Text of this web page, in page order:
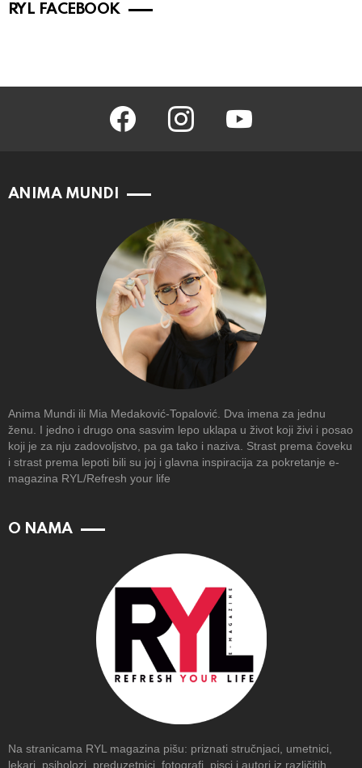
RYL FACEBOOK
facebook instagram
ANIMA MUNDI
Anima Mundi ili Mia Medaković-Topalović. Dva imena za jednu
ženu. I jedno i drugo ona sasvim lepo uklapa u život koji živi i posao
koji je za nju zadovoljstvo, pa ga tako i naziva. Strast prema čoveku
i strast prema lepoti bili su joj i glavna inspiracija za pokretanje e-
magazina RYL/Refresh your life
O NAMA
Na stranicama RYL magazina pišu: priznati stručnjaci, umetnici,
lekari, psiholozi, preduzetnici, fotografi, pisci i autori iz različitih